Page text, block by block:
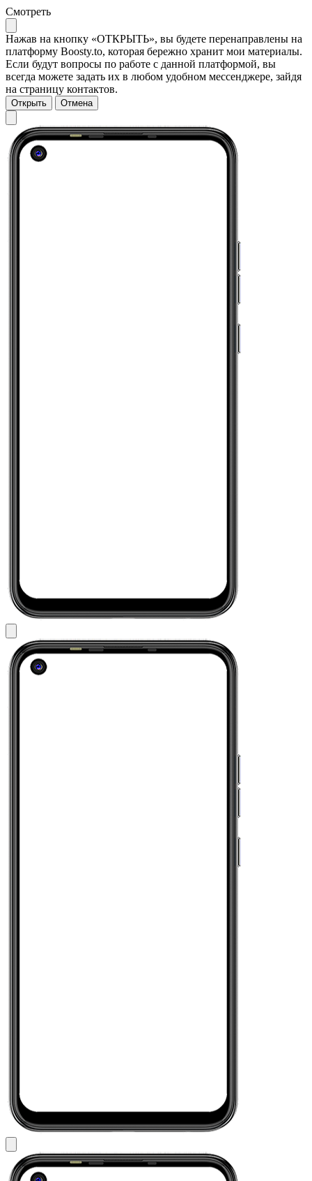
Смотреть
Нажав на кнопку «ОТКРЫТЬ», вы будете перенаправлены на
платформу Boosty.to, которая бережно хранит мои материалы.
Если будут вопросы по работе с данной платформой, вы
всегда можете задать их в любом удобном мессенджере, зайдя
на страницу контактов.
Открыть Отмена